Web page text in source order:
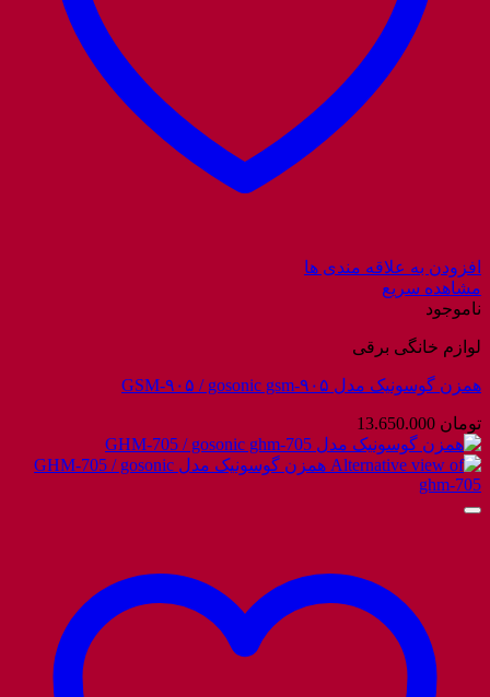
افزودن به علاقه مندی ها
مشاهده سریع
ناموجود
لوازم خانگی برقی
همزن گوسونیک مدل GSM-۹۰۵ / gosonic gsm-۹۰۵
تومان